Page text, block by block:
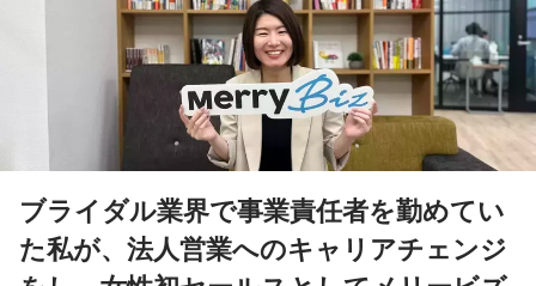
ブライダル業界で事業責任者を勤めてい
た私が、法人営業へのキャリアチェンジ